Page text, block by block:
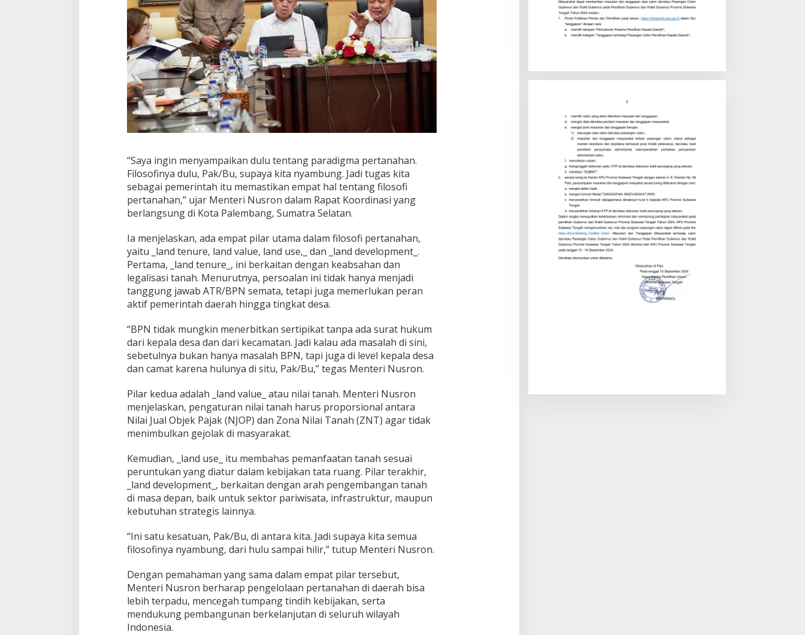
i
l
o
s
o
f
i
P
e
r
t
a
h
a
n
“Saya ingin menyampaikan dulu tentang paradigma pertanahan.
Filosofinya dulu, Pak/Bu, supaya kita nyambung. Jadi tugas kita
sebagai pemerintah itu memastikan empat hal tentang filosofi
pertanahan,” ujar Menteri Nusron dalam Rapat Koordinasi yang
berlangsung di Kota Palembang, Sumatra Selatan.
Ia menjelaskan, ada empat pilar utama dalam filosofi pertanahan,
yaitu _land tenure, land value, land use,_ dan _land development_.
Pertama, _land tenure_, ini berkaitan dengan keabsahan dan
legalisasi tanah. Menurutnya, persoalan ini tidak hanya menjadi
tanggung jawab ATR/BPN semata, tetapi juga memerlukan peran
aktif pemerintah daerah hingga tingkat desa.
“BPN tidak mungkin menerbitkan sertipikat tanpa ada surat hukum
dari kepala desa dan dari kecamatan. Jadi kalau ada masalah di sini,
sebetulnya bukan hanya masalah BPN, tapi juga di level kepala desa
dan camat karena hulunya di situ, Pak/Bu,” tegas Menteri Nusron.
Pilar kedua adalah _land value_ atau nilai tanah. Menteri Nusron
menjelaskan, pengaturan nilai tanah harus proporsional antara
Nilai Jual Objek Pajak (NJOP) dan Zona Nilai Tanah (ZNT) agar tidak
menimbulkan gejolak di masyarakat.
Kemudian, _land use_ itu membahas pemanfaatan tanah sesuai
peruntukan yang diatur dalam kebijakan tata ruang. Pilar terakhir,
_land development_, berkaitan dengan arah pengembangan tanah
di masa depan, baik untuk sektor pariwisata, infrastruktur, maupun
kebutuhan strategis lainnya.
“Ini satu kesatuan, Pak/Bu, di antara kita. Jadi supaya kita semua
filosofinya nyambung, dari hulu sampai hilir,” tutup Menteri Nusron.
Dengan pemahaman yang sama dalam empat pilar tersebut,
Menteri Nusron berharap pengelolaan pertanahan di daerah bisa
lebih terpadu, mencegah tumpang tindih kebijakan, serta
mendukung pembangunan berkelanjutan di seluruh wilayah
Indonesia.